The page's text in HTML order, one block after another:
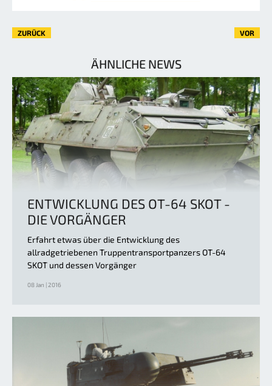
ZURÜCK VOR
ÄHNLICHE NEWS
ENTWICKLUNG DES OT-64 SKOT -
DIE VORGÄNGER
Erfahrt etwas über die Entwicklung des
allradgetriebenen Truppentransportpanzers OT-64
SKOT und dessen Vorgänger
08 Jan | 2016